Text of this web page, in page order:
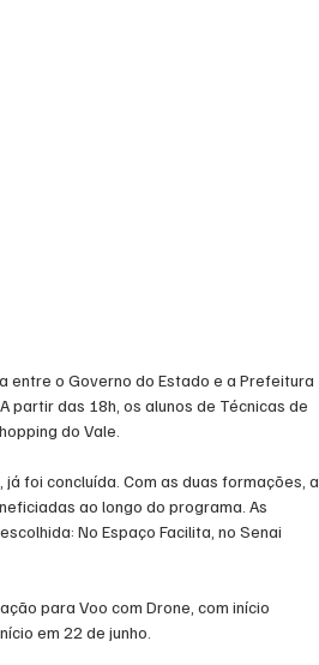
entre o Governo do Estado e a Prefeitura
partir das 18h, os alunos de Técnicas de
do Vale.
foi concluída. Com as duas formações, a
ao longo do programa. As
No Espaço Facilita, no Senai
para Voo com Drone, com início
em 22 de junho.